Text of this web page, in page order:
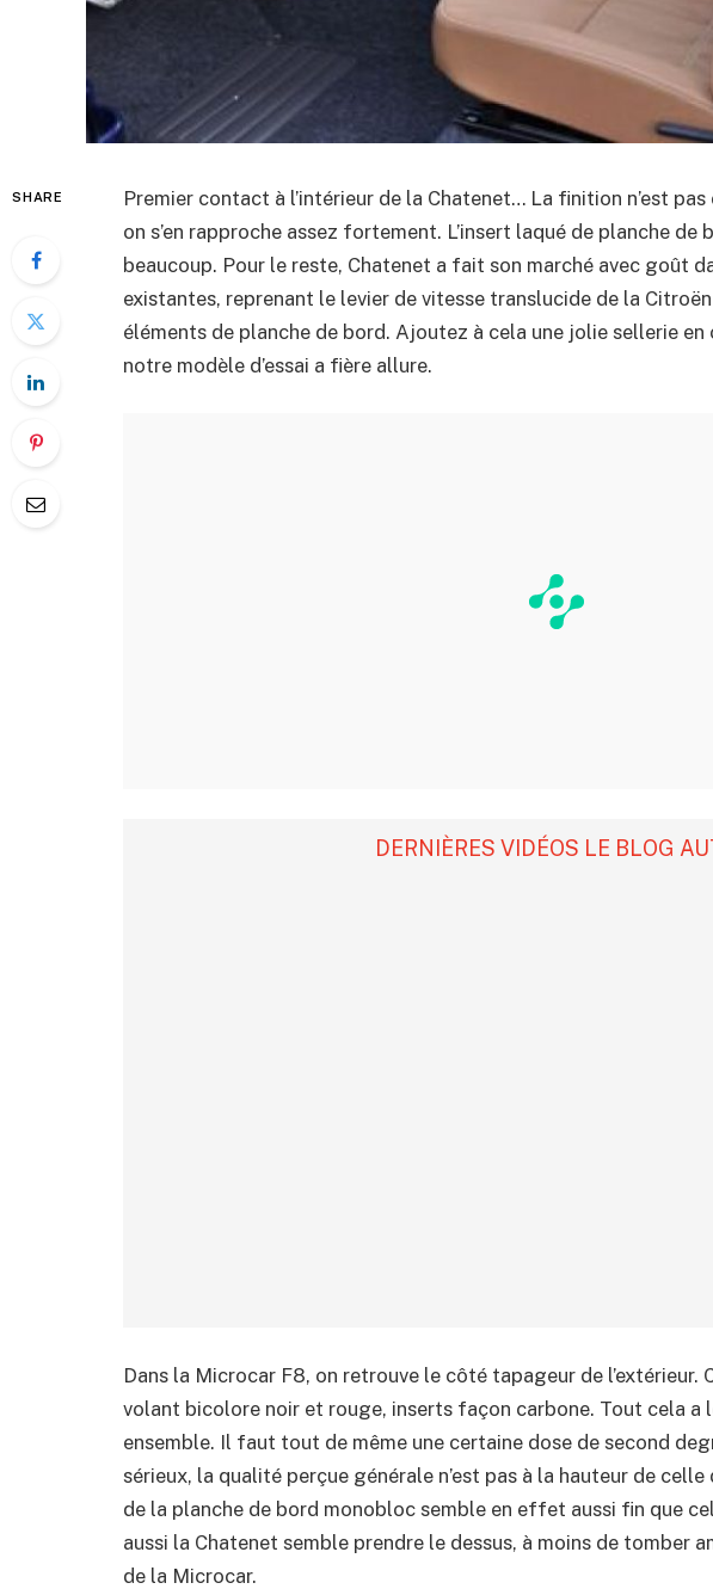
SHARE
Premier contact à l’intérieur de la Chatenet… La finition n’est
on s’en rapproche assez fortement. L’insert laqué de planche
beaucoup. Pour le reste, Chatenet a fait son marché avec goût
existantes, reprenant le levier de vitesse translucide de la
éléments de planche de bord. Ajoutez à cela une jolie sellerie
notre modèle d’essai a fière allure.
DERNIÈRES VIDÉOS LE BLOG
Dans la Microcar F8, on retrouve le côté tapageur de l’extérieur.
volant bicolore noir et rouge, inserts façon carbone. Tout cela a
ensemble. Il faut tout de même une certaine dose de second
sérieux, la qualité perçue générale n’est pas à la hauteur de
de la planche de bord monobloc semble en effet aussi fin que
aussi la Chatenet semble prendre le dessus, à moins de tomber
de la Microcar.